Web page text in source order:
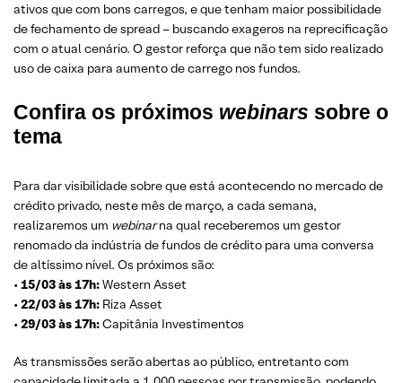
ativos que com bons carregos, e que tenham maior possibilidade
de fechamento de spread – buscando exageros na reprecificação
com o atual cenário. O gestor reforça que não tem sido realizado
uso de caixa para aumento de carrego nos fundos.
Confira os próximos webinars sobre o
tema
Para dar visibilidade sobre que está acontecendo no mercado de
crédito privado, neste mês de março, a cada semana,
realizaremos um webinarna qual receberemos um gestor
renomado da indústria de fundos de crédito para uma conversa
de altíssimo nível. Os próximos são:
•15/03 às 17h:Western Asset
•22/03 às 17h: Riza Asset
•29/03 às 17h:Capitânia Investimentos
As transmissões serão abertas ao público, entretanto com